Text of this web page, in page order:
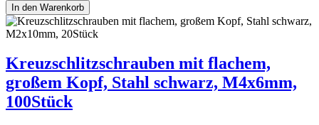
In den Warenkorb
Kreuzschlitzschrauben mit flachem,
großem Kopf, Stahl schwarz, M4x6mm,
100Stück